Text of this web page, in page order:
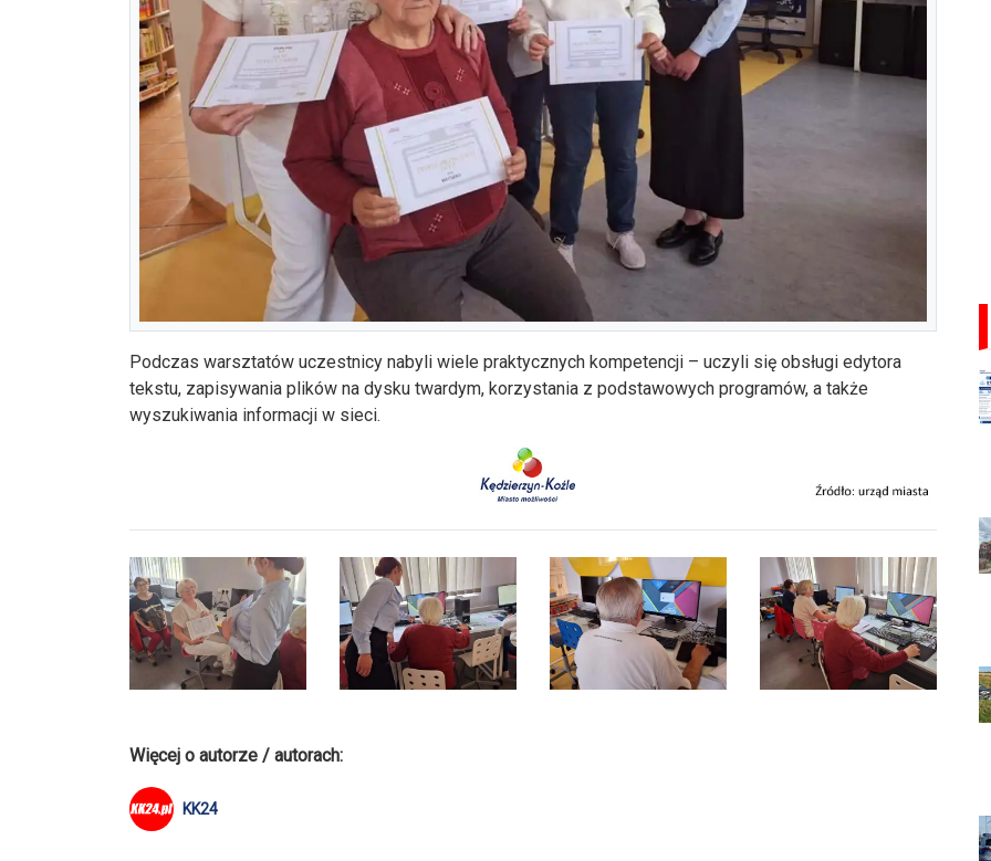
Podczas warsztatów uczestnicy nabyli wiele praktycznych kompetencji – uczyli się obsługi edytora
tekstu, zapisywania plików na dysku twardym, korzystania z podstawowych programów, a także
wyszukiwania informacji w sieci.
Więcej o autorze / autorach:
KK24